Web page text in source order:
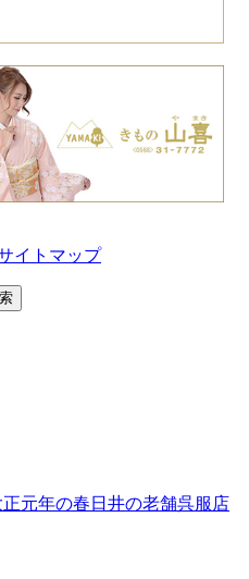
イトマップ
元年の春日井の老舗呉服店